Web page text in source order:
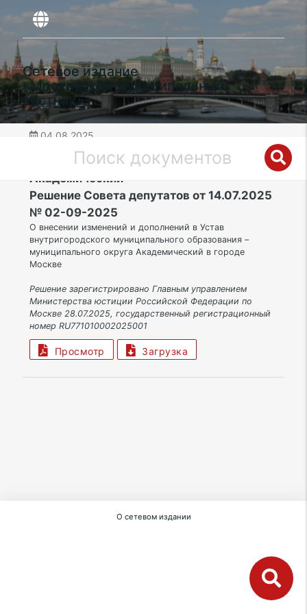
Сетевое издание
«Московский муниципальный
вестник»
04.08.2025
ЮЗАО | Муниципальный округ
Академический
Решение Совета депутатов от 14.07.2025
№ 02-09-2025
О внесении изменений и дополнений в Устав
внутригородского муниципального образования –
муниципального округа Академический в городе
Москве
Решение зарегистрировано Главным управлением
Министерства юстиции Российской Федерации по
Москве 28.07.2025, государственный регистрационный
номер RU771010002025001
Просмотр Загрузка
О сетевом издании